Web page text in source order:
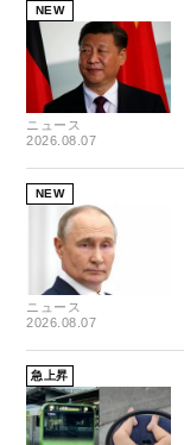
NEW
ニュース
2026.08.07
NEW
ニュース
2026.08.07
急上昇